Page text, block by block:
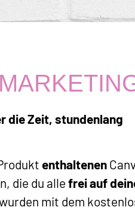
die Zeit, stundenlang
enthaltenen
die du alle frei auf
mit dem